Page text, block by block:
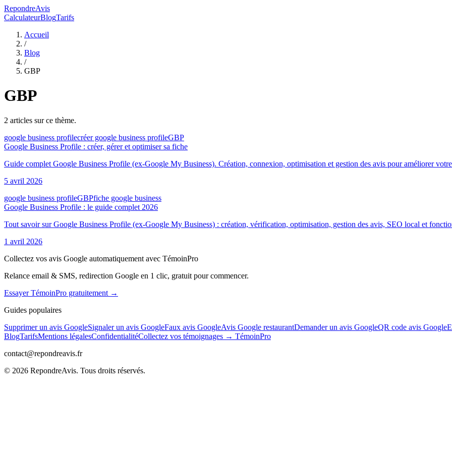
RepondreAvis
CalculateurBlogTarifs
Accueil
/
Blog
/
GBP
GBP
2 articles sur ce thème.
google business profilecréer google business profileGBP
Google Business Profile : créer, gérer et optimiser sa fiche
Guide complet Google Business Profile (ex-Google My Business). Création, connexion, optimisation et gestion des avis pour améliorer
5 avril 2026
google business profileGBPfiche google business
Google Business Profile : le guide complet 2026
Tout savoir sur Google Business Profile (ex-Google My Business) : création, vérification, optimisation, gestion des avis, SEO local et
1 avril 2026
Collectez vos avis Google automatiquement avec TémoinPro
Relance email & SMS, redirection Google en 1 clic, gratuit pour commencer.
Essayer TémoinPro gratuitement →
Guides populaires
Supprimer un avis GoogleSignaler un avis GoogleFaux avis GoogleAvis Google restaurantDemander un avis GoogleQR code avis Google
BlogTarifsMentions légalesConfidentialitéCollectez vos témoignages → TémoinPro
contact@repondreavis.fr
© 2026 RepondreAvis. Tous droits réservés.